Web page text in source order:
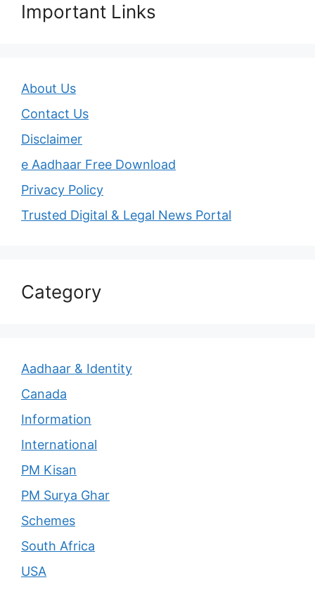
Important Links
About Us
Contact Us
Disclaimer
e Aadhaar Free Download
Privacy Policy
Trusted Digital & Legal News Portal
Category
Aadhaar & Identity
Canada
Information
International
PM Kisan
PM Surya Ghar
Schemes
South Africa
USA